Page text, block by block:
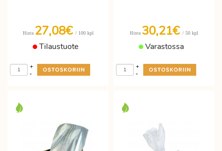
Hinta 27,08€ / 100 kpl
Tilaustuote
-
+
Hinta 30,21€ / 50 kpl
Varastossa
-
+